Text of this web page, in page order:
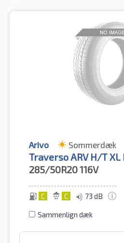
Arivo Sommerdæk
Traverso ARV H/T XL
285/50R20116V
C C 73 dB
Sammenlign dæk